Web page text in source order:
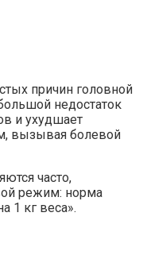
причин головной
недостаток
и ухудшает
вызывая болевой
часто,
режим: норма
1 кг веса».